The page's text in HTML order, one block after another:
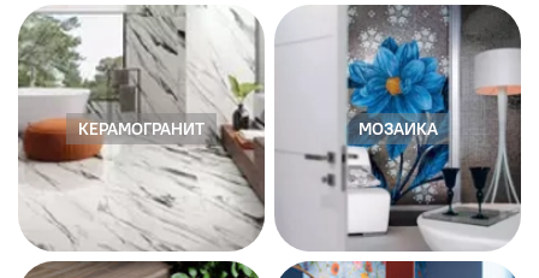
КЕРАМОГРАНИТ МОЗАИКА